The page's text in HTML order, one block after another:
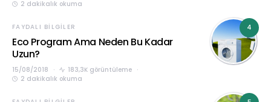
2 dakikalık okuma
4
FAYDALI BILGILER
Eco Program Ama Neden Bu Kadar
Uzun?
15/08/2018
183,3K görüntüleme
2 dakikalık okuma